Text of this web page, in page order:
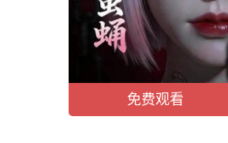
免费观看